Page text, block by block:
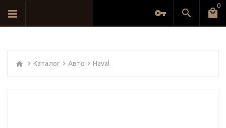
0
Каталог Авто Haval